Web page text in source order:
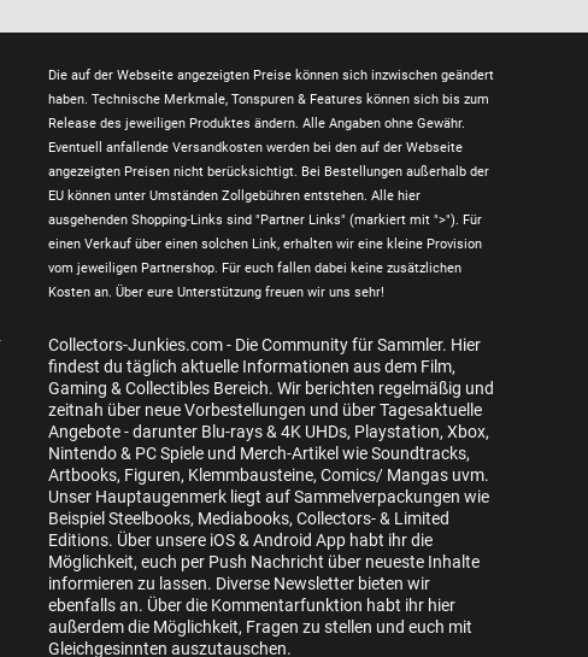
Die auf der Webseite angezeigten Preise können sich inzwischen geändert
haben. Technische Merkmale, Tonspuren & Features können sich bis zum
Release des jeweiligen Produktes ändern. Alle Angaben ohne Gewähr.
Eventuell anfallende Versandkosten werden bei den auf der Webseite
angezeigten Preisen nicht berücksichtigt. Bei Bestellungen außerhalb der
EU können unter Umständen Zollgebühren entstehen. Alle hier
ausgehenden Shopping-Links sind "Partner Links" (markiert mit ">"). Für
einen Verkauf über einen solchen Link, erhalten wir eine kleine Provision
vom jeweiligen Partnershop. Für euch fallen dabei keine zusätzlichen
Kosten an. Über eure Unterstützung freuen wir uns sehr!
Collectors-Junkies.com - Die Community für Sammler. Hier
findest du täglich aktuelle Informationen aus dem Film,
Gaming & Collectibles Bereich. Wir berichten regelmäßig und
zeitnah über neue Vorbestellungen und über Tagesaktuelle
Angebote - darunter Blu-rays & 4K UHDs, Playstation, Xbox,
Nintendo & PC Spiele und Merch-Artikel wie Soundtracks,
Artbooks, Figuren, Klemmbausteine, Comics/ Mangas uvm.
Unser Hauptaugenmerk liegt auf Sammelverpackungen wie
Beispiel Steelbooks, Mediabooks, Collectors- & Limited
Editions. Über unsere iOS & Android App habt ihr die
Möglichkeit, euch per Push Nachricht über neueste Inhalte
informieren zu lassen. Diverse Newsletter bieten wir
ebenfalls an. Über die Kommentarfunktion habt ihr hier
außerdem die Möglichkeit, Fragen zu stellen und euch mit
Gleichgesinnten auszutauschen.